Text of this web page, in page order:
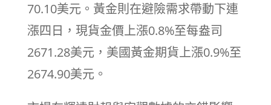
70.10美元。黃金則在避險需求帶動下連
漲四日，現貨金價上漲0.8%至每盎司
2671.28美元，美國黃金期貨上漲0.9%至
2674.90美元。